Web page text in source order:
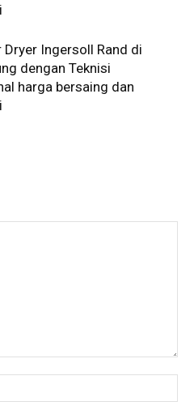
Dryer Ingersoll Rand di
dengan Teknisi
harga bersaing dan